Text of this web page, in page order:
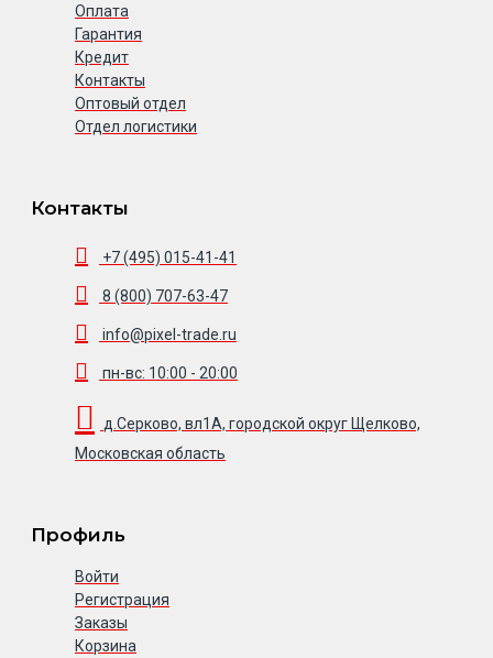
Оплата
Гарантия
Кредит
Контакты
Оптовый отдел
Отдел логистики
Контакты
+7 (495) 015-41-41
8 (800) 707-63-47
info@pixel-trade.ru
пн-вс: 10:00 - 20:00
д.Серково, вл1А, городской округ Щелково,
Московская область
Профиль
Войти
Регистрация
Заказы
Корзина